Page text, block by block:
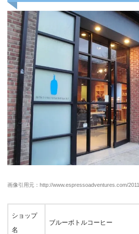
画像引用元：http://www.espressoadventures.com/2011
ショップ
名
ブルーボトルコーヒー